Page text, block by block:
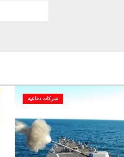
شركات دفاعية